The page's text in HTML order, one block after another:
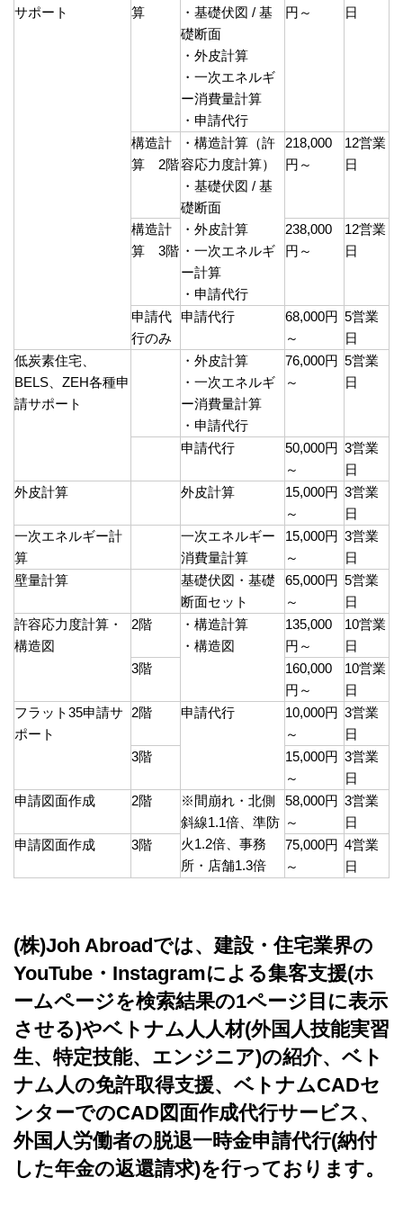
サポート
算
・基礎伏図 / 基
礎断面
・外皮計算
・一次エネルギ
ー消費量計算
・申請代行
円～
日
構造計
算 2階
・構造計算（許
容応力度計算）
・基礎伏図 / 基
礎断面
・外皮計算
・一次エネルギ
ー計算
・申請代行
218,000
円～
12営業
日
構造計
算 3階
238,000
円～
12営業
日
申請代
行のみ
申請代行
68,000円
～
5営業
日
低炭素住宅、
BELS、ZEH各種申
請サポート
・外皮計算
・一次エネルギ
ー消費量計算
・申請代行
76,000円
～
5営業
日
申請代行
50,000円
～
3営業
日
外皮計算
外皮計算
15,000円
～
3営業
日
一次エネルギー計
算
一次エネルギー
消費量計算
15,000円
～
3営業
日
壁量計算
基礎伏図・基礎
断面セット
65,000円
～
5営業
日
許容応力度計算・
構造図
2階
・構造計算
・構造図
135,000
円～
10営業
日
3階
160,000
円～
10営業
日
フラット35申請サ
ポート
2階 申請代行
10,000円
～
3営業
日
3階
15,000円
～
3営業
日
申請図面作成
2階
※間崩れ・北側
斜線1.1倍、準防
火1.2倍、事務
所・店舗1.3倍
58,000円
～
3営業
日
申請図面作成
3階
75,000円
～
4営業
日
(株)Joh Abroadでは、建設・住宅業界の
YouTube・Instagramによる集客支援(ホ
ームページを検索結果の1ページ目に表示
させる)やベトナム人人材(外国人技能実習
生、特定技能、エンジニア)の紹介、ベト
ナム人の免許取得支援、ベトナムCADセ
ンターでのCAD図面作成代行サービス、
外国人労働者の脱退一時金申請代行(納付
した年金の返還請求)を行っております。